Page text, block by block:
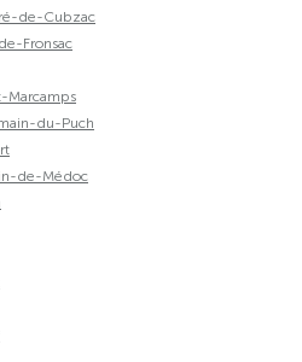
de-Cubzac
Fronsac
Marcamps
du-Puch
de-Médoc